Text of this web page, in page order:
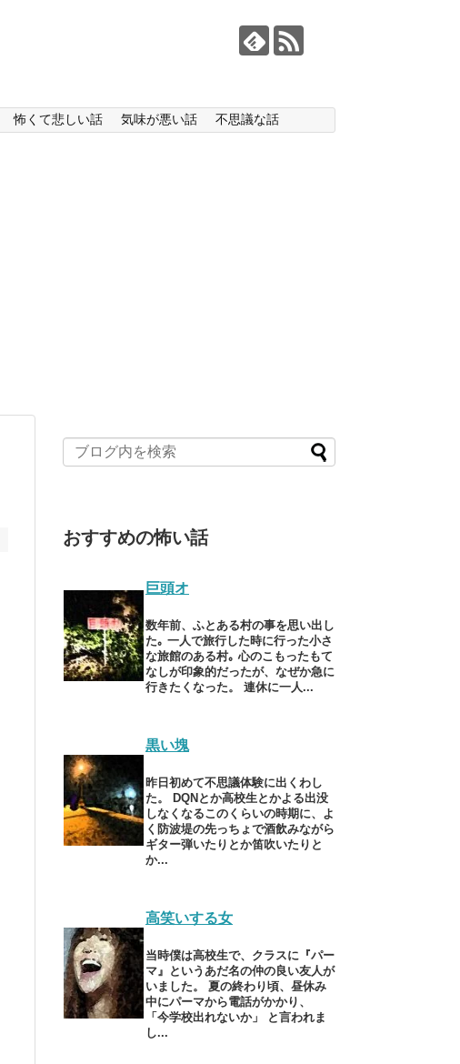
怖くて悲しい話 気味が悪い話 不思議な話
おすすめの怖い話
巨頭オ
数年前、ふとある村の事を思い出し
た｡ 一人で旅行した時に行った小さ
な旅館のある村｡ 心のこもったもて
なしが印象的だったが、なぜか急に
行きたくなった。 連休に一人...
黒い塊
昨日初めて不思議体験に出くわし
た。 DQNとか高校生とかよる出没
しなくなるこのくらいの時期に、よ
く防波堤の先っちょで酒飲みながら
ギター弾いたりとか笛吹いたりと
か...
高笑いする女
当時僕は高校生で、クラスに『パー
マ』というあだ名の仲の良い友人が
いました。 夏の終わり頃、昼休み
中にパーマから電話がかかり、
「今学校出れないか」 と言われま
し...